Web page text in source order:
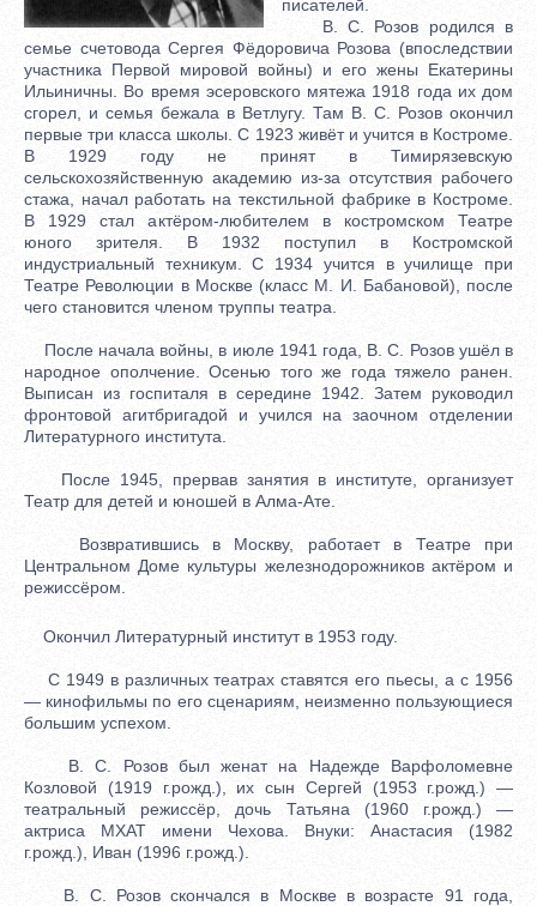
писателей.
В. С. Розов родился в
семье счетовода Сергея Фёдоровича Розова (впоследствии
участника Первой мировой войны) и его жены Екатерины
Ильиничны. Во время эсеровского мятежа 1918 года их дом
сгорел, и семья бежала в Ветлугу. Там В. С. Розов окончил
первые три класса школы. С 1923 живёт и учится в Костроме.
В 1929 году не принят в Тимирязевскую
сельскохозяйственную академию из-за отсутствия рабочего
стажа, начал работать на текстильной фабрике в Костроме.
В 1929 стал актёром-любителем в костромском Театре
юного зрителя. В 1932 поступил в Костромской
индустриальный техникум. С 1934 учится в училище при
Театре Революции в Москве (класс М. И. Бабановой), после
чего становится членом труппы театра.
После начала войны, в июле 1941 года, В. С. Розов ушёл в
народное ополчение. Осенью того же года тяжело ранен.
Выписан из госпиталя в середине 1942. Затем руководил
фронтовой агитбригадой и учился на заочном отделении
Литературного института.
После 1945, прервав занятия в институте, организует
Театр для детей и юношей в Алма-Ате.
Возвратившись в Москву, работает в Театре при
Центральном Доме культуры железнодорожников актёром и
режиссёром.
Окончил Литературный институт в 1953 году.
С 1949 в различных театрах ставятся его пьесы, а с 1956
— кинофильмы по его сценариям, неизменно пользующиеся
большим успехом.
В. С. Розов был женат на Надежде Варфоломевне
Козловой (1919 г.рожд.), их сын Сергей (1953 г.рожд.) —
театральный режиссёр, дочь Татьяна (1960 г.рожд.) —
актриса МХАТ имени Чехова. Внуки: Анастасия (1982
г.рожд.), Иван (1996 г.рожд.).
В. С. Розов скончался в Москве в возрасте 91 года,